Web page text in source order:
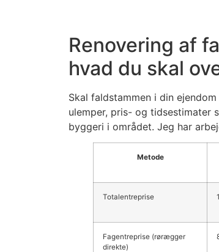
Renovering af
hvad du skal
Skal faldstammen i din
ulemper, pris- og
byggeri i området. Jeg har
Metode
Totalentreprise
Fagentreprise (rørægger
direkte)